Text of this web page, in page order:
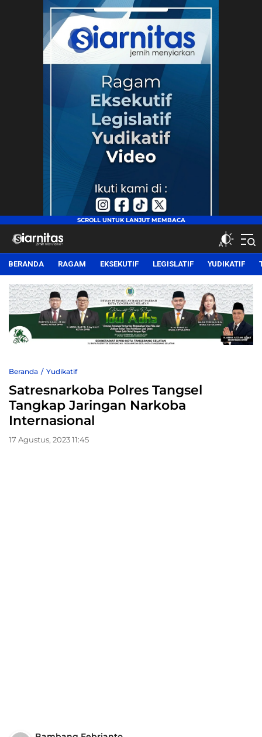
siarnitas
Jernih Menyiarkan
BERANDA RAGAM EKSEKUTIF LEGISLATIF YUDIKATIF
Beranda Yudikatif
Satresnarkoba Polres Tangsel
Tangkap Jaringan Narkoba
Internasional
17 Agustus, 2023 11:45